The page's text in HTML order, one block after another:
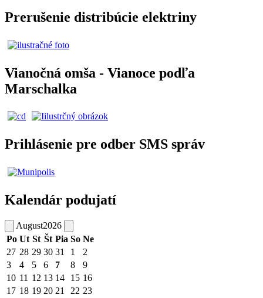
Prerušenie distribúcie elektriny
Vianočná omša - Vianoce podľa
Marschalka
Prihlásenie pre odber SMS správ
Kalendár podujatí
August2026
Po Ut St Št Pia So Ne
27 28 29 30 31 1
2
3
4 5 6 7 8
9
10 11 12 13 14 15 16
17 18 19 20 21 22 23